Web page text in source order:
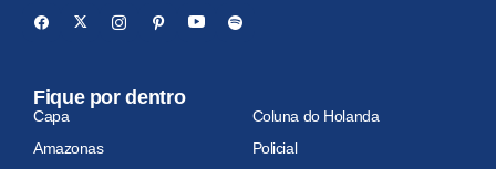
Fique por dentro
Capa
Coluna do Holanda
Amazonas
Policial